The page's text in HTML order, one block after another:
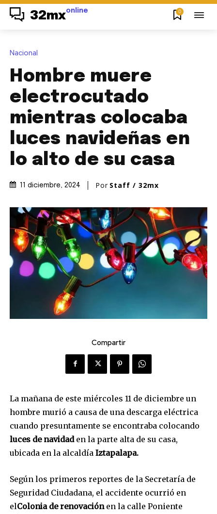
32mxonline 0
Nacional
Hombre muere
electrocutado
mientras colocaba
luces navideñas en
lo alto de su casa
11 diciembre, 2024 Por Staff / 32mx
Compartir
La mañana de este miércoles 11 de diciembre un
hombre murió a causa de una descarga eléctrica
cuando presuntamente se encontraba colocando
luces de navidad en la parte alta de su casa,
ubicada en la alcaldía Iztapalapa.
Según los primeros reportes de la Secretaría de
Seguridad Ciudadana, el accidente ocurrió en
elColonia de renovación en la calle Poniente